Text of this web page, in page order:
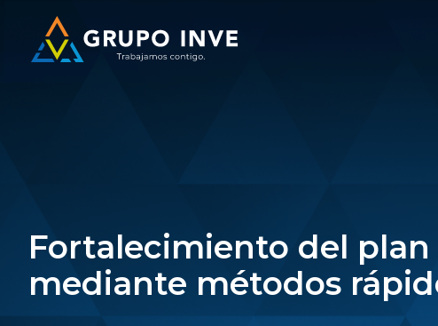
Fortalecimiento del
mediante métodos